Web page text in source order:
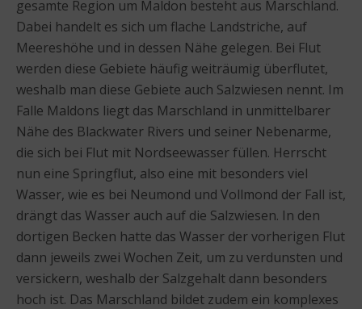
gesamte Region um Maldon besteht aus Marschland.
Dabei handelt es sich um flache Landstriche, auf
Meereshöhe und in dessen Nähe gelegen. Bei Flut
werden diese Gebiete häufig weiträumig überflutet,
weshalb man diese Gebiete auch Salzwiesen nennt. Im
Falle Maldons liegt das Marschland in unmittelbarer
Nähe des Blackwater Rivers und seiner Nebenarme,
die sich bei Flut mit Nordseewasser füllen. Herrscht
nun eine Springflut, also eine mit besonders viel
Wasser, wie es bei Neumond und Vollmond der Fall ist,
drängt das Wasser auch auf die Salzwiesen. In den
dortigen Becken hatte das Wasser der vorherigen Flut
dann jeweils zwei Wochen Zeit, um zu verdunsten und
versickern, weshalb der Salzgehalt dann besonders
hoch ist. Das Marschland bildet zudem ein komplexes